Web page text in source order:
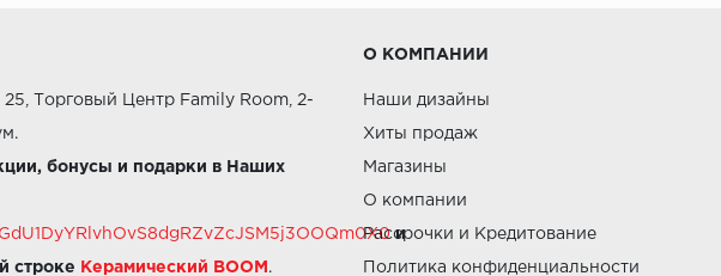
Торговый Центр Family Room, 2-
бонусы и подарки в Наших
и
строке Керамический BOOM .
О КОМПАНИИ
Наши дизайны
Хиты продаж
Магазины
О компании
Рассрочки и Кредитование
Политика конфиденциальности